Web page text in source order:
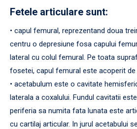
Fetele articulare sunt:
• capul femural, reprezentand doua
centru o depresiune fosa capului
lateral cu colul femural. Pe toata
fosetei, capul femural este acoperit de
• acetabulum este o cavitate
laterala a coxalului. Fundul cavitatii
periferia sa numita fata lunata este
cu cartilaj articular. In jurul acetabului